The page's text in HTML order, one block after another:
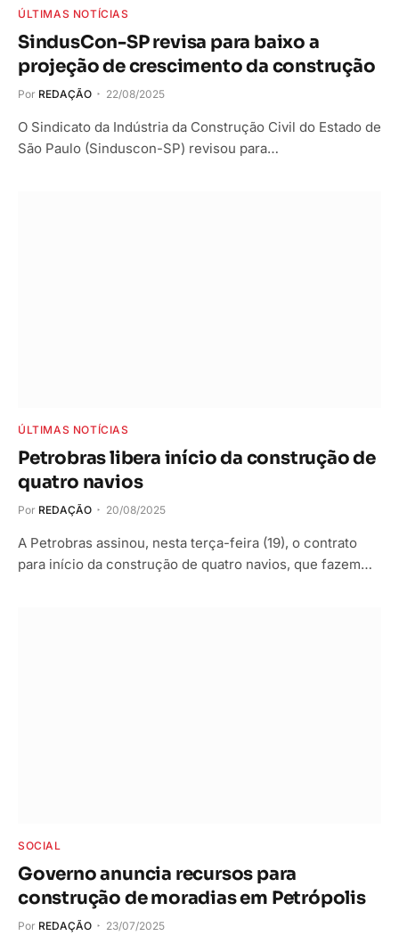
ÚLTIMAS NOTÍCIAS
SindusCon-SP revisa para baixo a
projeção de crescimento da construção
Por REDAÇÃO 22/08/2025
O Sindicato da Indústria da Construção Civil do Estado de
São Paulo (Sinduscon-SP) revisou para…
ÚLTIMAS NOTÍCIAS
Petrobras libera início da construção de
quatro navios
Por REDAÇÃO 20/08/2025
A Petrobras assinou, nesta terça-feira (19), o contrato
para início da construção de quatro navios, que fazem…
SOCIAL
Governo anuncia recursos para
construção de moradias em Petrópolis
Por REDAÇÃO 23/07/2025